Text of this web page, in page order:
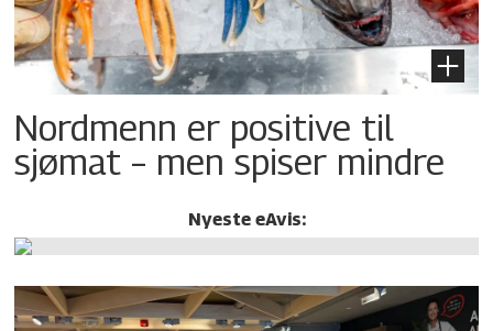
Nordmenn er positive til
sjømat – men spiser mindre
Nyeste eAvis: